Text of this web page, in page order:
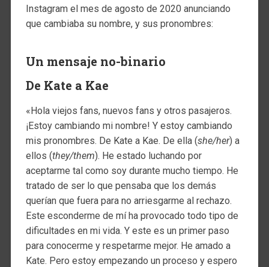
Instagram el mes de agosto de 2020 anunciando
que cambiaba su nombre, y sus pronombres:
Un mensaje no-binario
De Kate a Kae
«Hola viejos fans, nuevos fans y otros pasajeros.
¡Estoy cambiando mi nombre! Y estoy cambiando
mis pronombres. De Kate a Kae. De ella (she/her) a
ellos (they/them). He estado luchando por
aceptarme tal como soy durante mucho tiempo. He
tratado de ser lo que pensaba que los demás
querían que fuera para no arriesgarme al rechazo.
Este esconderme de mí ha provocado todo tipo de
dificultades en mi vida. Y este es un primer paso
para conocerme y respetarme mejor. He amado a
Kate. Pero estoy empezando un proceso y espero